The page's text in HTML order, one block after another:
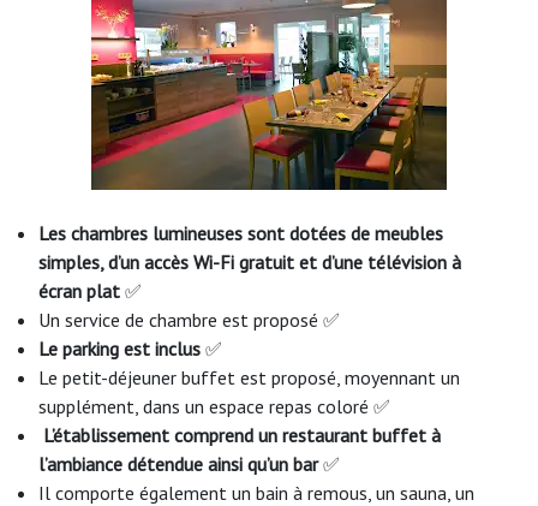
Les chambres lumineuses sont dotées de meubles
simples, d’un accès Wi-Fi gratuit et d’une télévision à
écran plat ✅
Un service de chambre est proposé ✅
Le parking est inclus ✅
Le petit-déjeuner buffet est proposé, moyennant un
supplément, dans un espace repas coloré ✅
L’établissement comprend un restaurant buffet à
l’ambiance détendue ainsi qu’un bar✅
Il comporte également un bain à remous, un sauna, un